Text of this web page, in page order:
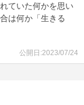
ていた何かを思い
は何か「生きる
公開日:2023/07/24